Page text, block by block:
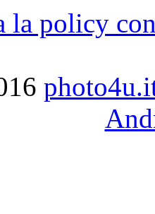
la policy